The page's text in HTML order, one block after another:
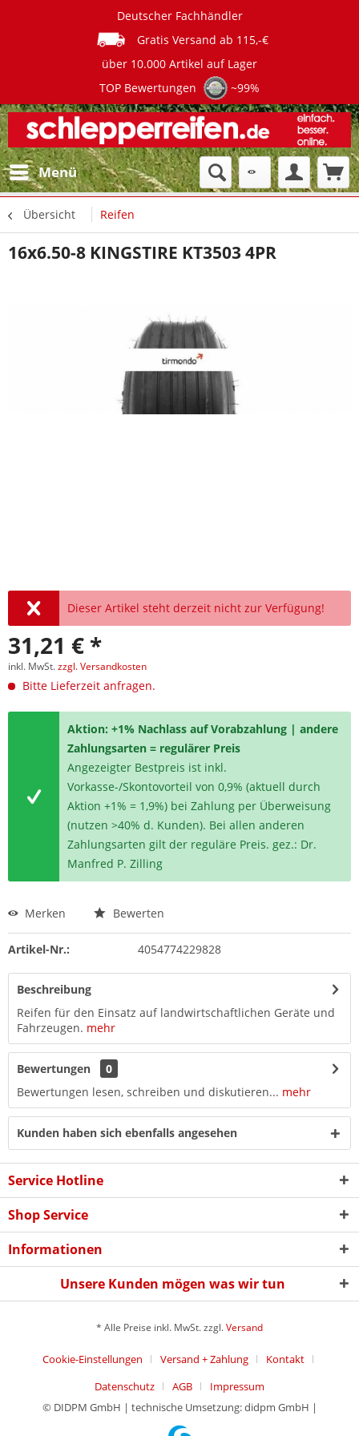
Deutscher Fachhändler
Gratis Versand ab 115,-€
über 10.000 Artikel auf Lager
TOP Bewertungen
~99%
Menü
Übersicht Reifen
16x6.50-8 KINGSTIRE KT3503 4PR
Dieser Artikel steht derzeit nicht zur Verfügung!
31,21 € *
inkl. MwSt.zzgl. Versandkosten
Bitte Lieferzeit anfragen.
Aktion: +1% Nachlass auf Vorabzahlung | andere
Zahlungsarten = regulärer Preis
Angezeigter Bestpreis ist inkl.
Vorkasse-/Skontovorteil von 0,9% (aktuell durch
Aktion +1% = 1,9%) bei Zahlung per Überweisung
(nutzen >40% d. Kunden). Bei allen anderen
Zahlungsarten gilt der reguläre Preis. gez.: Dr.
Manfred P. Zilling
Merken Bewerten
Artikel-Nr.: 4054774229828
Beschreibung
Reifen für den Einsatz auf landwirtschaftlichen Geräte und
Fahrzeugen. mehr
Bewertungen
0
Bewertungen lesen, schreiben und diskutieren... mehr
Kunden haben sich ebenfalls angesehen
Service Hotline
Shop Service
Informationen
Unsere Kunden mögen was wir tun
* Alle Preise inkl. MwSt. zzgl.Versand
Cookie-Einstellungen Versand + Zahlung
Kontakt
Datenschutz
AGB
Impressum
© DIDPM GmbH | technische Umsetzung: didpm GmbH |